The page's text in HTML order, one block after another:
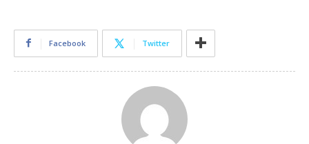
Facebook Twitter